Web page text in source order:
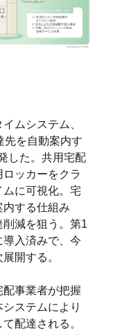
ムシステム、
先を自動案内す
した。共用宅配
ッカーをクラ
に可視化。宅
する仕組み
減を狙う。第1
入済みで、今
開する。
事業者が把握
ステムにより
配達される。